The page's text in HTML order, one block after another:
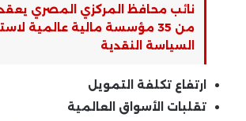
نائب محافظ المركزي المصري يعقد
من 35 مؤسسة مالية عالمية
السياسة النقدية
ارتفاع تكلفة التمويل
تقلبات الأسواق العالمية